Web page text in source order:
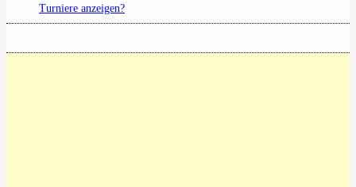
Turniere anzeigen?